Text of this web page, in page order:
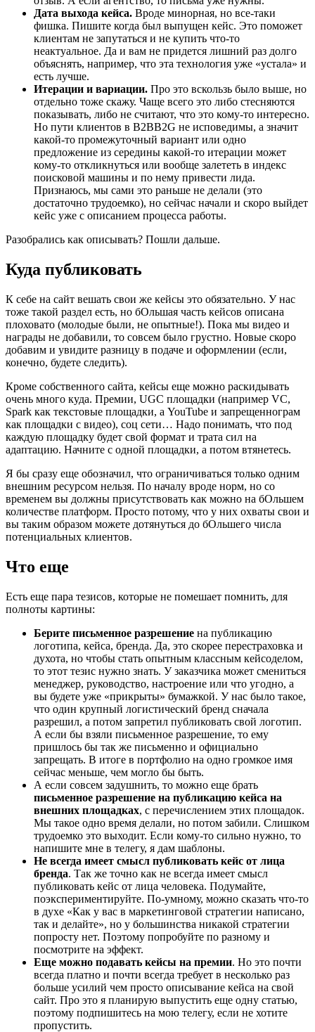
Дата выхода кейса. Вроде минорная, но все-таки
фишка. Пишите когда был выпущен кейс. Это поможет
клиентам не запутаться и не купить что-то
неактуальное. Да и вам не придется лишний раз долго
объяснять, например, что эта технология уже «устала» и
есть лучше.
Итерации и вариации. Про это вскользь было выше, но
отдельно тоже скажу. Чаще всего это либо стесняются
показывать, либо не считают, что это кому-то интересно.
Но пути клиентов в B2BB2G не исповедимы, а значит
какой-то промежуточный вариант или одно
предложение из середины какой-то итерации может
кому-то откликнуться или вообще залететь в индекс
поисковой машины и по нему привести лида.
Признаюсь, мы сами это раньше не делали (это
достаточно трудоемко), но сейчас начали и скоро выйдет
кейс уже с описанием процесса работы.
Разобрались как описывать? Пошли дальше.
Куда публиковать
К себе на сайт вешать свои же кейсы это обязательно. У нас
тоже такой раздел есть, но бОльшая часть кейсов описана
плоховато (молодые были, не опытные!). Пока мы видео и
награды не добавили, то совсем было грустно. Новые скоро
добавим и увидите разницу в подаче и оформлении (если,
конечно, будете следить).
Кроме собственного сайта, кейсы еще можно раскидывать
очень много куда. Премии, UGC площадки (например VC,
Spark как текстовые площадки, а YouTube и запрещеннограм
как площадки с видео), соц сети… Надо понимать, что под
каждую площадку будет свой формат и трата сил на
адаптацию. Начните с одной площадки, а потом втянетесь.
Я бы сразу еще обозначил, что ограничиваться только одним
внешним ресурсом нельзя. По началу вроде норм, но со
временем вы должны присутствовать как можно на бОльшем
количестве платформ. Просто потому, что у них охваты свои и
вы таким образом можете дотянуться до бОльшего числа
потенциальных клиентов.
Что еще
Есть еще пара тезисов, которые не помешает помнить, для
полноты картины:
Берите письменное разрешение на публикацию
логотипа, кейса, бренда. Да, это скорее перестраховка и
духота, но чтобы стать опытным классным кейсоделом,
то этот тезис нужно знать. У заказчика может смениться
менеджер, руководство, настроение или что угодно, а
вы будете уже «прикрыты» бумажкой. У нас было такое,
что один крупный логистический бренд сначала
разрешил, а потом запретил публиковать свой логотип.
А если бы взяли письменное разрешение, то ему
пришлось бы так же письменно и официально
запрещать. В итоге в портфолио на одно громкое имя
сейчас меньше, чем могло бы быть.
А если совсем задушнить, то можно еще брать
письменное разрешение на публикацию кейса на
внешних площадках, с перечислением этих площадок.
Мы такое одно время делали, но потом забили. Слишком
трудоемко это выходит. Если кому-то сильно нужно, то
напишите мне в телегу, я дам шаблоны.
Не всегда имеет смысл публиковать кейс от лица
бренда. Так же точно как не всегда имеет смысл
публиковать кейс от лица человека. Подумайте,
поэкспериментируйте. По-умному, можно сказать что-то
в духе «Как у вас в маркетинговой стратегии написано,
так и делайте», но у большинства никакой стратегии
попросту нет. Поэтому попробуйте по разному и
посмотрите на эффект.
Еще можно подавать кейсы на премии. Но это почти
всегда платно и почти всегда требует в несколько раз
больше усилий чем просто описывание кейса на свой
сайт. Про это я планирую выпустить еще одну статью,
поэтому подпишитесь на мою телегу, если не хотите
пропустить.